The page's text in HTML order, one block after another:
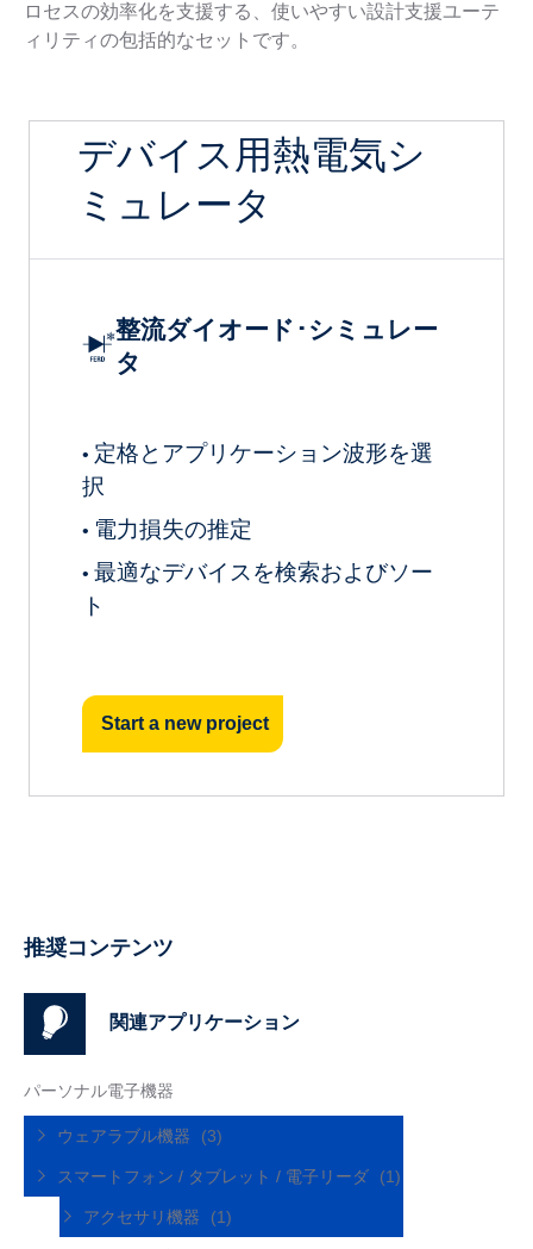
ロセスの効率化を支援する、使いやすい設計支援ユーテ
ィリティの包括的なセットです。
デバイス用熱電気シ
ミュレータ
整流ダイオード･シミュレー
タ
• 定格とアプリケーション波形を選
択
• 電力損失の推定
• 最適なデバイスを検索およびソー
ト
Start a new project
推奨コンテンツ
関連アプリケーション
パーソナル電子機器
ウェアラブル機器 (3)
スマートフォン / タブレット / 電子リーダ (1)
アクセサリ機器
(1)